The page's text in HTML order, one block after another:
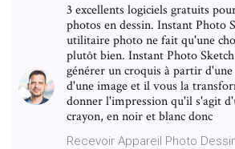
3 excellents logiciels gratuits
photos en dessin. Instant Photo
utilitaire photo ne fait qu'une
plutôt bien. Instant Photo
générer un croquis à partir
d'une image et il vous la
donner l'impression qu'il s'agit
crayon, en noir et blanc donc
Recevoir Appareil Photo